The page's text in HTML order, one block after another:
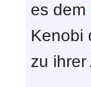
es dem
Kenobi
zu